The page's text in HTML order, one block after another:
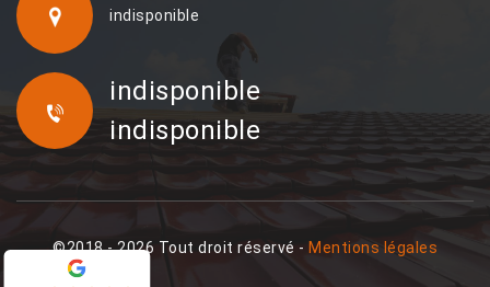
indisponible
indisponible
indisponible
©2018 - 2026 Tout droit réservé - Mentions légales